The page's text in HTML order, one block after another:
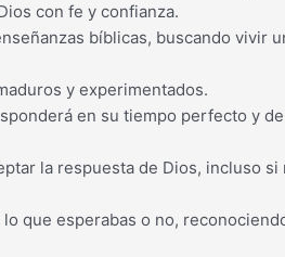
con fe y confianza.
bíblicas, buscando vivir
y experimentados.
en su tiempo perfecto y
la respuesta de Dios, incluso si
que esperabas o no,